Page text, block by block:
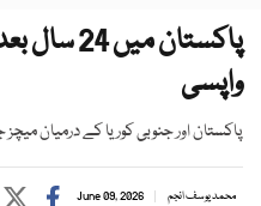
پاکستان
واپسی
پاکستان اور جنوبی کوریا کے درمیان
محمد یوسف انجم June 09, 2026